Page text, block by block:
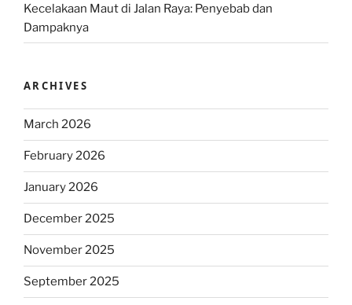
Kecelakaan Maut di Jalan Raya: Penyebab dan
Dampaknya
ARCHIVES
March 2026
February 2026
January 2026
December 2025
November 2025
September 2025